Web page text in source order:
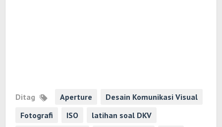
Ditag Aperture
Desain Komunikasi Visual
Fotografi
ISO
latihan soal DKV